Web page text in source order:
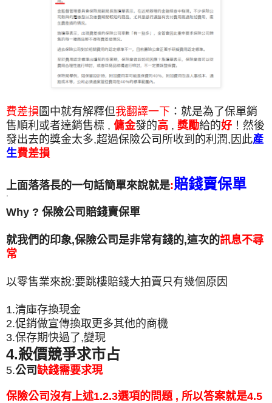
費差損 圖中就有解釋但我翻譯一下 ：就是為了保單銷
售順利或者達銷售標 , 傭金發的高 , 獎勵給的好 ！然後
發出去的獎金太多,超過保險公司所收到的利潤,因此產
生費差損
上面落落長的一句話簡單來說就是:賠錢賣保單
˙
Why ? 保險公司賠錢賣保單
就我們的印象,保險公司是非常有錢的,這次的訊息不尋
常
以零售業來說:要跳樓賠錢大拍賣只有幾個原因
1.清庫存換現金
2.促銷做宣傳換取更多其他的商機
3.保存期快過了,變現
4.殺價競爭求市占
5.公司缺錢需要求現
保險公司沒有上述1.2.3選項的問題 , 所以答案就是4.5